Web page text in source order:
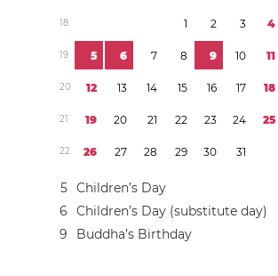
18 1 2 3 4
19 5 6 7 8 9 10 11
20 12 13 14 15 16 17 18
21 19 20 21 22 23 24 25
22 26 27 28 29 30 31
5 Children’s Day
6
Children’s Day (substitute day)
9
Buddha’s Birthday